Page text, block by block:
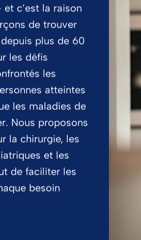
c’est la raison
de trouver
plus de 60
les défis
les
atteintes
les maladies de
Nous proposons
la chirurgie, les
et les
de faciliter les
besoin